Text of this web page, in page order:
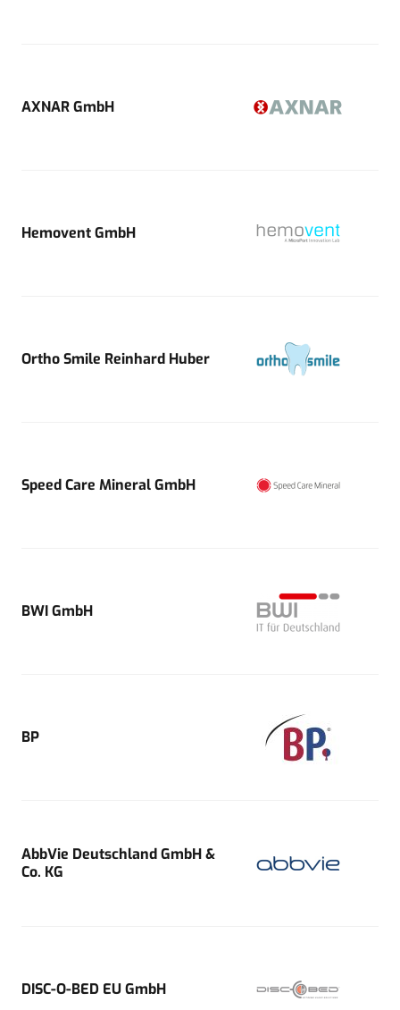
AXNAR GmbH
Hemovent GmbH
Ortho Smile Reinhard Huber
Speed Care Mineral GmbH
BWI GmbH
BP
AbbVie Deutschland GmbH &
Co. KG
DISC-O-BED EU GmbH